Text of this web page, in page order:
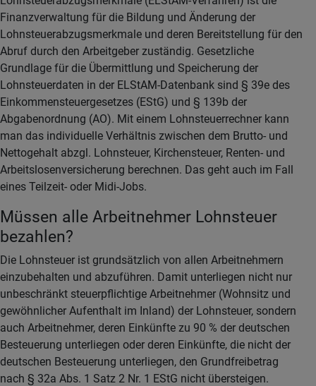
Finanzverwaltung für die Bildung und Änderung der
Lohnsteuerabzugsmerkmale und deren Bereitstellung für den
Abruf durch den Arbeitgeber zuständig. Gesetzliche
Grundlage für die Übermittlung und Speicherung der
Lohnsteuerdaten in der ELStAM-Datenbank sind § 39e des
Einkommensteuergesetzes (EStG) und § 139b der
Abgabenordnung (AO). Mit einem Lohnsteuerrechner kann
man das individuelle Verhältnis zwischen dem Brutto- und
Nettogehalt abzgl. Lohnsteuer, Kirchensteuer, Renten- und
Arbeitslosenversicherung berechnen. Das geht auch im Fall
eines Teilzeit- oder Midi-Jobs.
Müssen alle Arbeitnehmer Lohnsteuer
bezahlen?
Die Lohnsteuer ist grundsätzlich von allen Arbeitnehmern
einzubehalten und abzuführen. Damit unterliegen nicht nur
unbeschränkt steuerpflichtige Arbeitnehmer (Wohnsitz und
gewöhnlicher Aufenthalt im Inland) der Lohnsteuer, sondern
auch Arbeitnehmer, deren Einkünfte zu 90 % der deutschen
Besteuerung unterliegen oder deren Einkünfte, die nicht der
deutschen Besteuerung unterliegen, den Grundfreibetrag
nach § 32a Abs. 1 Satz 2 Nr. 1 EStG nicht übersteigen.